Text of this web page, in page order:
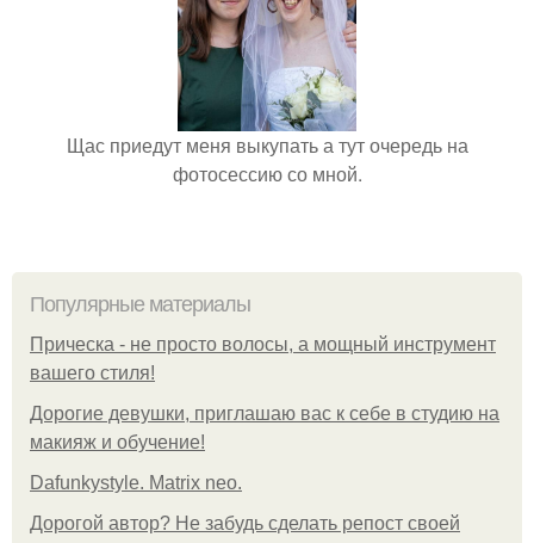
Щас приедут меня выкупать а тут очередь на
фотосессию со мной.
Популярные материалы
Прическа - не просто волосы, а мощный инструмент
вашего стиля!
Дорогие девушки, приглашаю вас к себе в студию на
макияж и обучение!
Dafunkystyle. Matrix neo.
Дорогой автор? Не забудь сделать репост своей